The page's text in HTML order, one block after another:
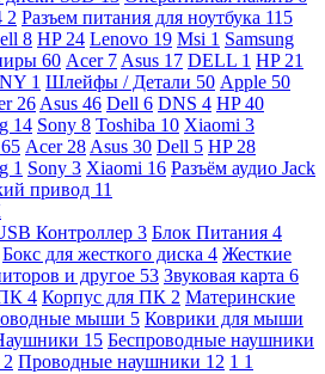
2 Разъем питания для ноутбука 115
8 HP 24 Lenovo 19 Msi 1 Samsung
60 Acer 7 Asus 17 DELL 1 HP 21
1 Шлейфы / Детали 50 Apple 50
26 Asus 46 Dell 6 DNS 4 HP40
14 Sony 8 Toshiba 10 Xiaomi 3
Acer 28 Asus 30 Dell 5 HP 28
1 Sony 3 Xiaomi 16 Разъём аудио Jack
привод 11
Контроллер 3 Блок Питания 4
Бокс для жесткого диска 4 Жесткие
и другое 53 Звуковая карта 6
4 Корпус для ПК 2 Материнские
мыши 5 Коврики для мыши
15 Беспроводные наушники
2 Проводные наушники 12 1 1